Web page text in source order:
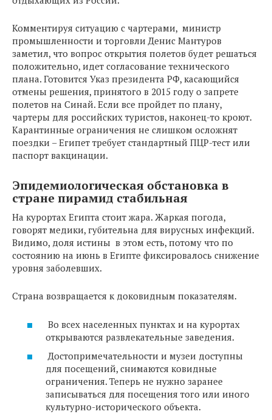
Комментируя ситуацию с чартерами, министр
промышленности и торговли Денис Мантуров
заметил, что вопрос открытия полетов будет решаться
положительно, идет согласование технического
плана. Готовится Указ президента РФ, касающийся
отмены решения, принятого в 2015 году о запрете
полетов на Синай. Если все пройдет по плану,
чартеры для российских туристов, наконец-то кроют.
Карантинные ограничения не слишком осложнят
поездки – Египет требует стандартный ПЦР-тест или
паспорт вакцинации.
Эпидемиологическая обстановка в
стране пирамид стабильная
На курортах Египта стоит жара. Жаркая погода,
говорят медики, губительна для вирусных инфекций.
Видимо, доля истины в этом есть, потому что по
состоянию на июнь в Египте фиксировалось снижение
уровня заболевших.
Страна возвращается к доковидным показателям.
Во всех населенных пунктах и на курортах
открываются развлекательные заведения.
Достопримечательности и музеи доступны
для посещений, снимаются ковидные
ограничения. Теперь не нужно заранее
записываться для посещения того или иного
культурно-исторического объекта.